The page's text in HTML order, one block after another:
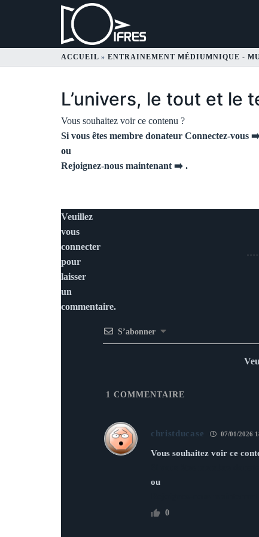
ACCUEIL » ENTRAINEMENT MÉDIUMNIQUE -
L’univers, le tout et le
Vous souhaitez voir ce contenu ?
Si vous êtes membre donateur Connectez-vous
ou
Rejoignez-nous maintenant ➡️ .
Veuillez
vous
connecter
pour
laisser
un
commentaire.
S’abonner
1 COMMENTAIRE
christducase 07/01/2026
Vous souhaitez voir ce
ou
0